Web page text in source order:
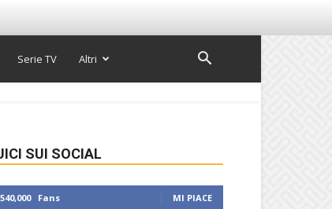
Serie TV Altri
SUI SOCIAL
540,000 Fans MI PIACE